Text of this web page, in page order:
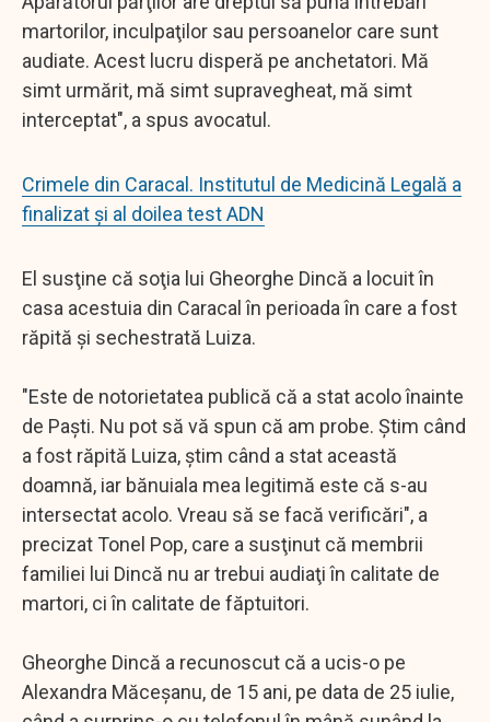
martorilor, inculpaţilor sau persoanelor care sunt
audiate. Acest lucru disperă pe anchetatori. Mă
simt urmărit, mă simt supravegheat, mă simt
interceptat", a spus avocatul.
Crimele din Caracal. Institutul de Medicină Legală a
finalizat și al doilea test ADN
El susţine că soţia lui Gheorghe Dincă a locuit în
casa acestuia din Caracal în perioada în care a fost
răpită şi sechestrată Luiza.
"Este de notorietatea publică că a stat acolo înainte
de Paşti. Nu pot să vă spun că am probe. Ştim când
a fost răpită Luiza, ştim când a stat această
doamnă, iar bănuiala mea legitimă este că s-au
intersectat acolo. Vreau să se facă verificări", a
precizat Tonel Pop, care a susţinut că membrii
familiei lui Dincă nu ar trebui audiaţi în calitate de
martori, ci în calitate de făptuitori.
Gheorghe Dincă a recunoscut că a ucis-o pe
Alexandra Măceşanu, de 15 ani, pe data de 25 iulie,